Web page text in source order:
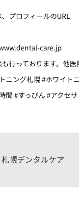
プロフィールのURL
care.jp
行っております。他
ニング札幌 #ホワイ
間 #すっぴん #アクセ
札幌デンタルケア